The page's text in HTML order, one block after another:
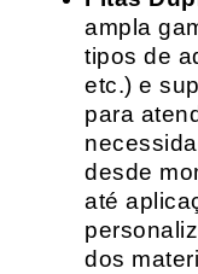
ampla
tipos de
etc.) e
para
desde
até
dos